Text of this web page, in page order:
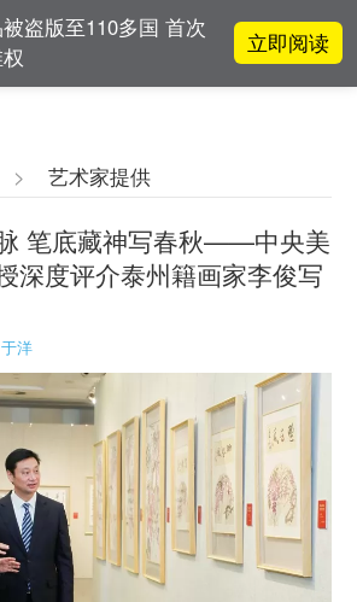
盗版至110多国 首次
立即阅读
上海转型：为何要成
商业综合体？
质媒介具象化精神世
> 艺术家提供
笔底藏神写春秋——中央美
深度评介泰州籍画家李俊写
于洋